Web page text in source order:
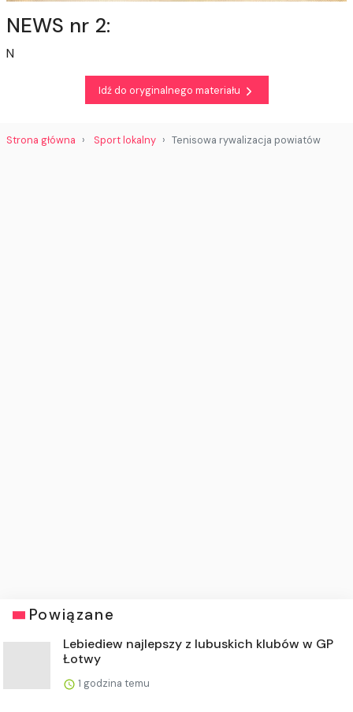
NEWS nr 2:
N
Idź do oryginalnego materiału
Strona główna Sport lokalny Tenisowa rywalizacja powiatów
Powiązane
Lebiediew najlepszy z lubuskich klubów w GP
Łotwy
1 godzina temu